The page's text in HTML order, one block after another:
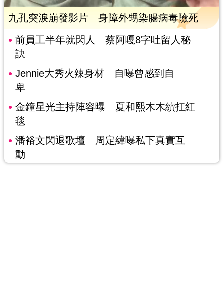
九孔突淚崩發影片 身障外甥染腸病毒險死
前員工半年就閃人 蔡阿嘎8字吐留人秘
訣
Jennie大秀火辣身材 自曝曾感到自
卑
金鐘星光主持陣容曝 夏和熙木木續扛紅
毯
潘裕文閃退歌壇 周定緯曝私下真實互
動